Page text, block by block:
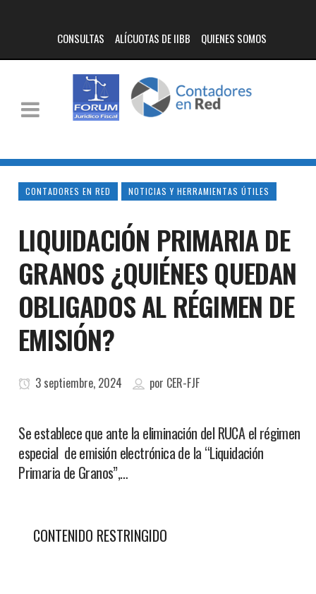
CONSULTAS ALÍCUOTAS DE IIBB QUIENES SOMOS
CONTADORES EN RED NOTICIAS Y HERRAMIENTAS ÚTILES
LIQUIDACIÓN PRIMARIA DE
GRANOS ¿QUIÉNES QUEDAN
OBLIGADOS AL RÉGIMEN DE
EMISIÓN?
3 septiembre, 2024 por CER-FJF
Se establece que ante la eliminación del RUCA el régimen
especial de emisión electrónica de la “Liquidación
Primaria de Granos”,…
CONTENIDO RESTRINGIDO